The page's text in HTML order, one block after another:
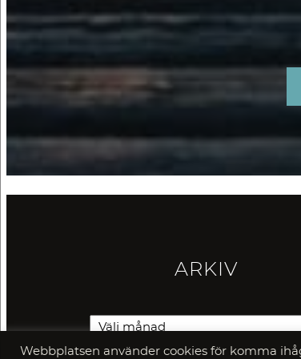
ARKIV
Webbplatsen använder cookies för komma